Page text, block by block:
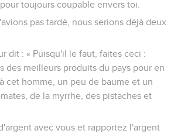
toujours coupable envers toi.
pas tardé, nous serions déjà deux
dit : « Puisqu'il le faut, faites ceci :
des meilleurs produits du pays pour en
cet homme, un peu de baume et un
de la myrrhe, des pistaches et
avec vous et rapportez l'argent